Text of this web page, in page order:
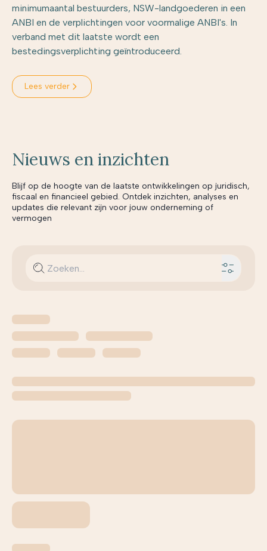
minimumaantal bestuurders, NSW-landgoederen in een
ANBI en de verplichtingen voor voormalige ANBI's. In
verband met dit laatste wordt een
bestedingsverplichting geïntroduceerd.
Lees verder
Nieuws en inzichten
Blijf op de hoogte van de laatste ontwikkelingen op juridisch,
fiscaal en financieel gebied. Ontdek inzichten, analyses en
updates die relevant zijn voor jouw onderneming of
vermogen